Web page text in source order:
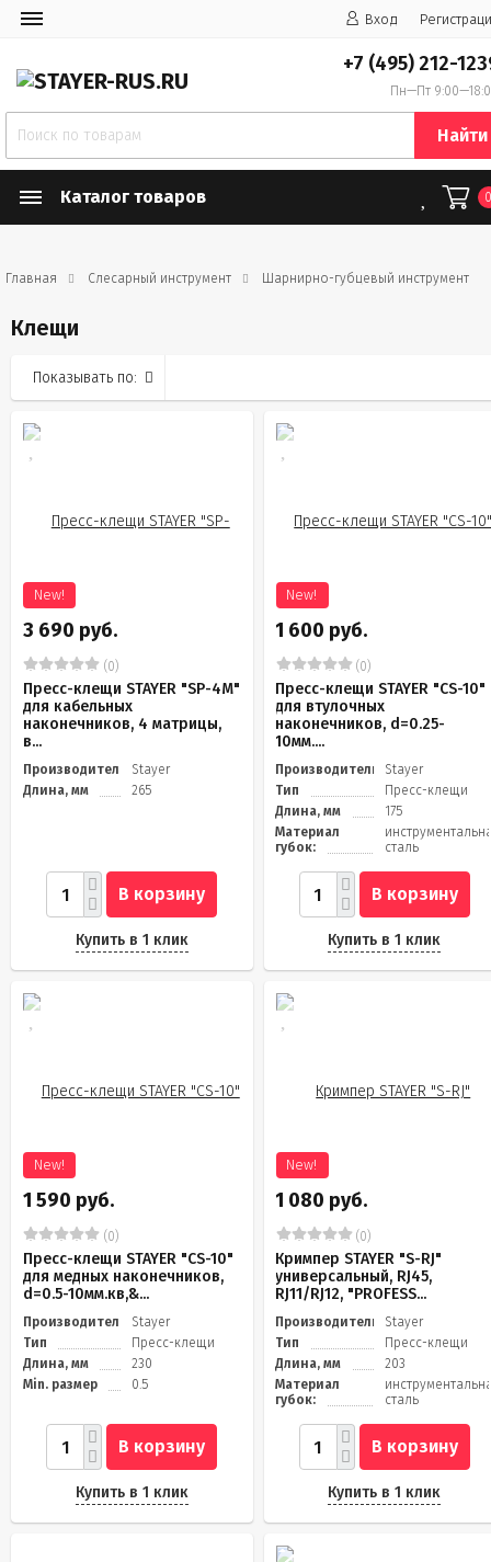
Вход
+7 (495) 212-
Пн—Пт
Найти
Каталог товаров
Главная Слесарный инструмент Шарнирно-губцевый инструмент
Клещи
Показывать по:
3 690 руб.
New!
(0)
Пресс-клещи STAYER "SP-4M"
для кабельных
наконечников, 4 матрицы,
в...
Производитель
Stayer
Длина, мм
265
В корзину
Купить в 1 клик
1 600 руб.
New!
(0)
Пресс-клещи STAYER "CS-10"
для втулочных
наконечников, d=0.25-
10мм....
Производитель
Stayer
Тип
Пресс-клещи
Длина, мм
175
Материал
губок:
сталь
В корзину
Купить в 1 клик
1 590 руб.
New!
(0)
Пресс-клещи STAYER "CS-10"
для медных наконечников,
d=0.5-10мм.кв,&...
Производитель
Stayer
Тип
Пресс-клещи
Длина, мм
230
Min. размер
0.5
В корзину
Купить в 1 клик
1 080 руб.
New!
(0)
Кримпер STAYER "S-RJ"
универсальный, RJ45,
RJ11/RJ12, "PROFESS...
Производитель
Stayer
Тип
Пресс-клещи
Длина, мм
203
Материал
губок:
сталь
В корзину
Купить в 1 клик